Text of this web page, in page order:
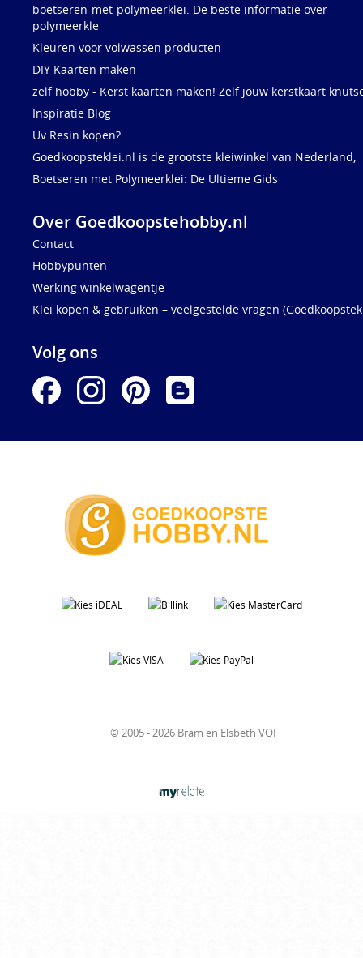
boetseren-met-polymeerklei. De beste informatie over
polymeerkle
Kleuren voor volwassen producten
DIY Kaarten maken
zelf hobby - Kerst kaarten maken! Zelf jouw kerstkaart
Inspiratie Blog
Uv Resin kopen?
Goedkoopsteklei.nl is de grootste kleiwinkel van Nederland,
Boetseren met Polymeerklei: De Ultieme Gids
Over Goedkoopstehobby.nl
Contact
Hobbypunten
Werking winkelwagentje
Klei kopen & gebruiken – veelgestelde vragen
Volg ons
© 2005 - 2026 Bram en Elsbeth VOF